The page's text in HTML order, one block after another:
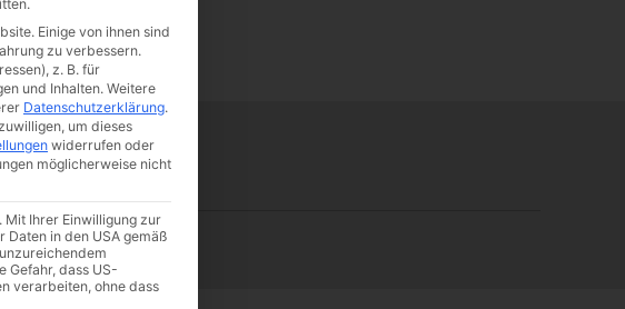
Kirche
Einige von ihnen sind
zu verbessern.
z. B. für
und Inhalten. Weitere
Datenschutzerklärung.
um dieses
widerrufen oder
möglicherweise nicht
Mit Ihrer Einwilligung zur
Daten in den USA gemäß
Gefahr, dass US-
verarbeiten, ohne dass